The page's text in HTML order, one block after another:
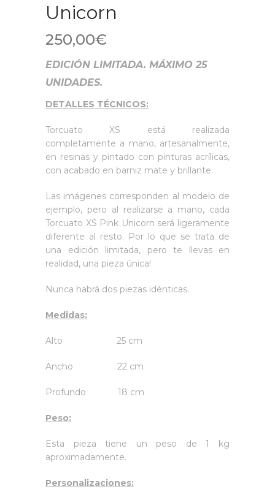
Unicorn
250,00€
EDICIÓN LIMITADA. MÁXIMO 25
UNIDADES.
DETALLES TÉCNICOS:
Torcuato XS está realizada
completamente a mano, artesanalmente,
en resinas y pintado con pinturas acrílicas,
con acabado en barniz mate y brillante.
Las imágenes corresponden al modelo de
ejemplo, pero al realizarse a mano, cada
Torcuato XS Pink Unicorn será ligeramente
diferente al resto. Por lo que se trata de
una edición limitada, pero te llevas en
realidad, una pieza única!
Nunca habrá dos piezas idénticas.
Medidas:
Alto 25 cm
Ancho 22 cm
Profundo 18 cm
Peso:
Esta pieza tiene un peso de 1 kg
aproximadamente.
Personalizaciones: